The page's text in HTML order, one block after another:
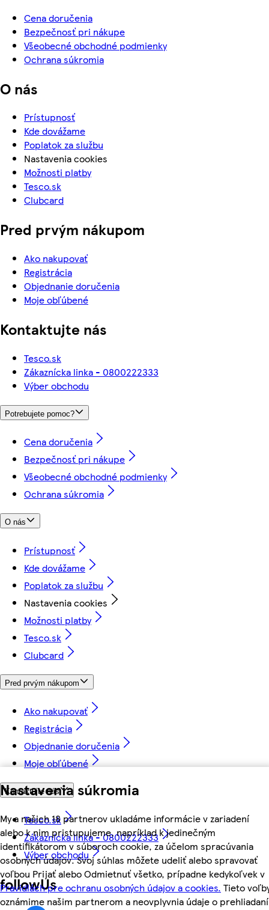
Nastavenia súkromia
My a našich 18 partnerov ukladáme informácie v zariadení
alebo k nim pristupujeme, napríklad k jedinečným
identifikátorom v súboroch cookie, za účelom spracúvania
osobných údajov. Svoj súhlas môžete udeliť alebo spravovať
voľbou Prijať alebo Odmietnuť všetko, prípadne kedykoľvek v
Pravidlách pre ochranu osobných údajov a cookies. Tieto
oznámime našim partnerom a neovplyvnia údaje o
Cena doručenia
Bezpečnosť pri nákupe
Všeobecné obchodné podmienky
Ochrana súkromia
O nás
Prístupnosť
Kde dovážame
Poplatok za službu
Nastavenia cookies
Možnosti platby
Tesco.sk
Clubcard
Pred prvým nákupom
Ako nakupovať
Registrácia
Objednanie doručenia
Moje obľúbené
Kontaktujte nás
Tesco.sk
Zákaznícka linka - 0800222333
Výber obchodu
Potrebujete pomoc?
Cena doručenia
Bezpečnosť pri nákupe
Všeobecné obchodné podmienky
Ochrana súkromia
O nás
Prístupnosť
Kde dovážame
Poplatok za službu
Nastavenia cookies
Možnosti platby
Tesco.sk
Clubcard
Pred prvým nákupom
Ako nakupovať
Registrácia
Objednanie doručenia
Moje obľúbené
Kontaktujte nás
Tesco.sk
Zákaznícka linka - 0800222333
Výber obchodu
followUs